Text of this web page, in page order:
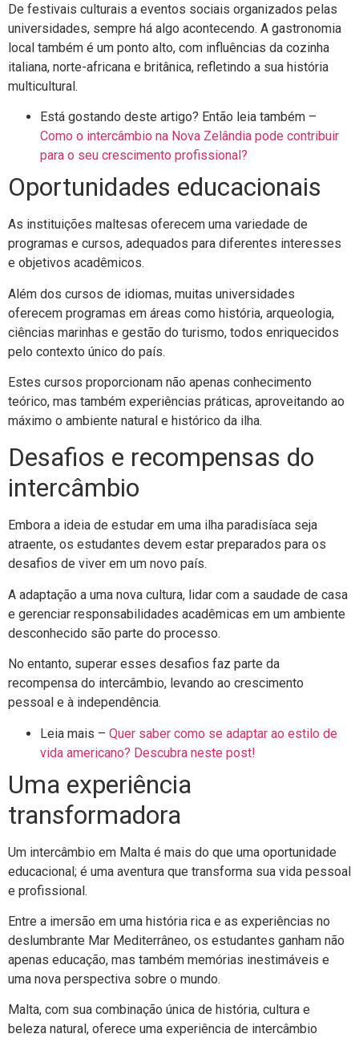
De festivais culturais a eventos sociais organizados pelas
universidades, sempre há algo acontecendo. A gastronomia
local também é um ponto alto, com influências da cozinha
italiana, norte-africana e britânica, refletindo a sua história
multicultural.
Está gostando deste artigo? Então leia também –
Como o intercâmbio na Nova Zelândia pode contribuir
para o seu crescimento profissional?
Oportunidades educacionais
As instituições maltesas oferecem uma variedade de
programas e cursos, adequados para diferentes interesses
e objetivos acadêmicos.
Além dos cursos de idiomas, muitas universidades
oferecem programas em áreas como história, arqueologia,
ciências marinhas e gestão do turismo, todos enriquecidos
pelo contexto único do país.
Estes cursos proporcionam não apenas conhecimento
teórico, mas também experiências práticas, aproveitando ao
máximo o ambiente natural e histórico da ilha.
Desafios e recompensas do
intercâmbio
Embora a ideia de estudar em uma ilha paradisíaca seja
atraente, os estudantes devem estar preparados para os
desafios de viver em um novo país.
A adaptação a uma nova cultura, lidar com a saudade de casa
e gerenciar responsabilidades acadêmicas em um ambiente
desconhecido são parte do processo.
No entanto, superar esses desafios faz parte da
recompensa do intercâmbio, levando ao crescimento
pessoal e à independência.
Leia mais – Quer saber como se adaptar ao estilo de
vida americano? Descubra neste post!
Uma experiência
transformadora
Um intercâmbio em Malta é mais do que uma oportunidade
educacional; é uma aventura que transforma sua vida pessoal
e profissional.
Entre a imersão em uma história rica e as experiências no
deslumbrante Mar Mediterrâneo, os estudantes ganham não
apenas educação, mas também memórias inestimáveis e
uma nova perspectiva sobre o mundo.
Malta, com sua combinação única de história, cultura e
beleza natural, oferece uma experiência de intercâmbio